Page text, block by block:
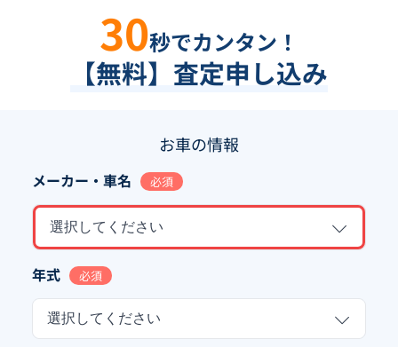
30秒でカンタン！
【無料】査定申し込み
お車の情報
メーカー・車名 必須
選択してください
年式 必須
選択してください